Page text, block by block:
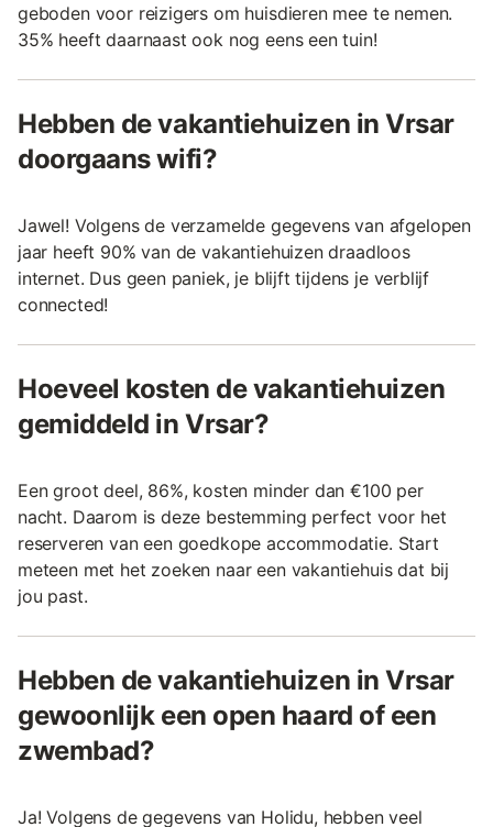
geboden voor reizigers om huisdieren mee te nemen.
35% heeft daarnaast ook nog eens een tuin!
Hebben de vakantiehuizen in Vrsar
doorgaans wifi?
Jawel! Volgens de verzamelde gegevens van afgelopen
jaar heeft 90% van de vakantiehuizen draadloos
internet. Dus geen paniek, je blijft tijdens je verblijf
connected!
Hoeveel kosten de vakantiehuizen
gemiddeld in Vrsar?
Een groot deel, 86%, kosten minder dan €100 per
nacht. Daarom is deze bestemming perfect voor het
reserveren van een goedkope accommodatie. Start
meteen met het zoeken naar een vakantiehuis dat bij
jou past.
Hebben de vakantiehuizen in Vrsar
gewoonlijk een open haard of een
zwembad?
Ja! Volgens de gegevens van Holidu, hebben veel